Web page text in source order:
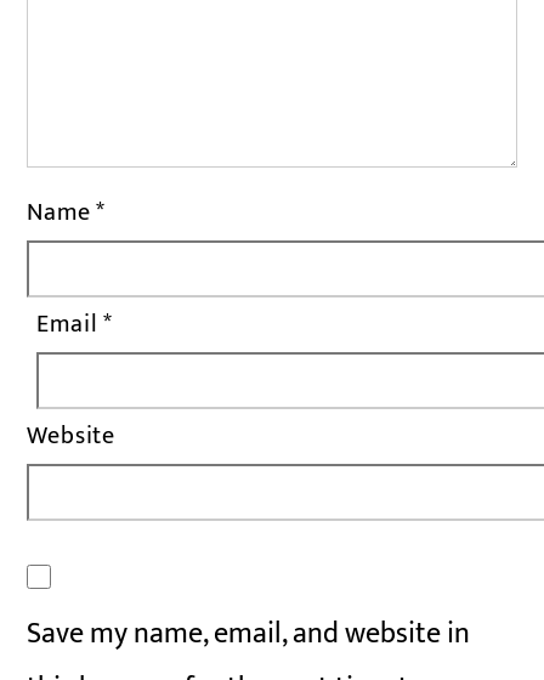
Name*
Email*
Website
Save my name, email, and website in